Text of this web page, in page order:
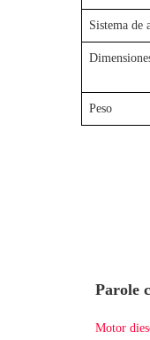
Sistema de
Peso
Parole
Motor